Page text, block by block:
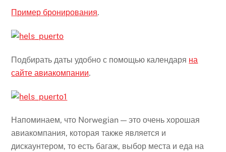
Пример бронирования.
Подбирать даты удобно с помощью календаря на
сайте авиакомпании.
Напоминаем, что Norwegian — это очень хорошая
авиакомпания, которая также является и
дискаунтером, то есть багаж, выбор места и еда на